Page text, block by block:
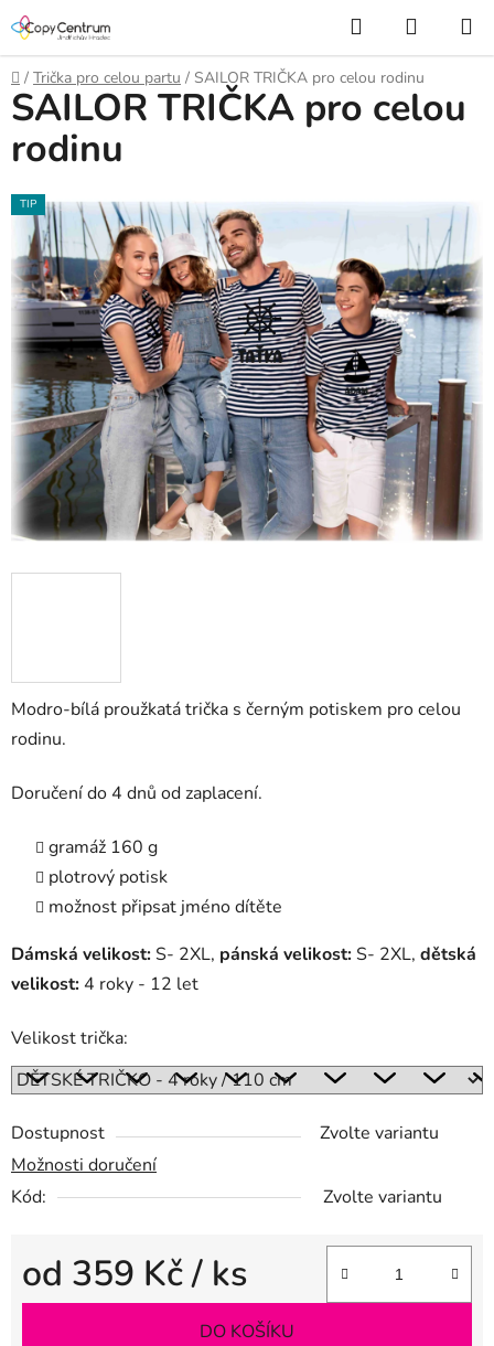
Přejít
na
obsah
Hledat
KOŠÍK
Domů
/ Trička pro celou partu / SAILOR TRIČKA pro celou rodinu
Modro-bílá proužkatá trička s černým potiskem pro celou
rodinu.
Doručení do 4 dnů od zaplacení.
gramáž 160 g
plotrový potisk
možnost připsat jméno dítěte
Dámská velikost:S- 2XL, pánská velikost:S- 2XL, dětská
velikost: 4 roky - 12 let
Velikost trička:
Dostupnost
Zvolte variantu
Možnosti doručení
Kód:
Zvolte variantu
od 359 Kč/ ks
Měrná cena:
DO KOŠÍKU
SAILOR TRIČKA pro celou
rodinu
TIP